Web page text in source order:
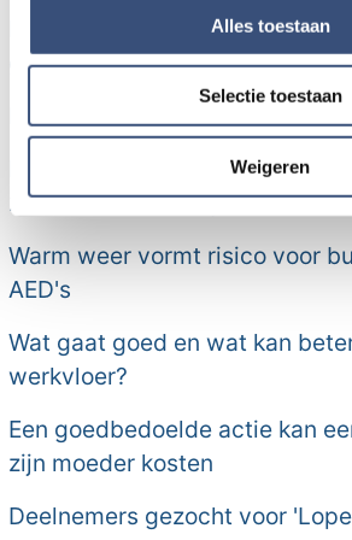
en om ons websiteverkeer te
informatie over uw gebruik van onze
partners kunnen deze gegevens
informatie die u aan ze heeft verstrekt
verzameld op basis van uw gebruik
Alles toestaan
Selectie toestaan
Weigeren
Natuurbrand in duingebied
grootschalige inzet onder
Politiek op donderdag:
Natuurbrand Ouddorp
2, brandweerman gewond
Warm weer vormt risico voor
AED's
Wat gaat goed en wat kan
werkvloer?
Een goedbedoelde actie kan
zijn moeder kosten
Deelnemers gezocht voor